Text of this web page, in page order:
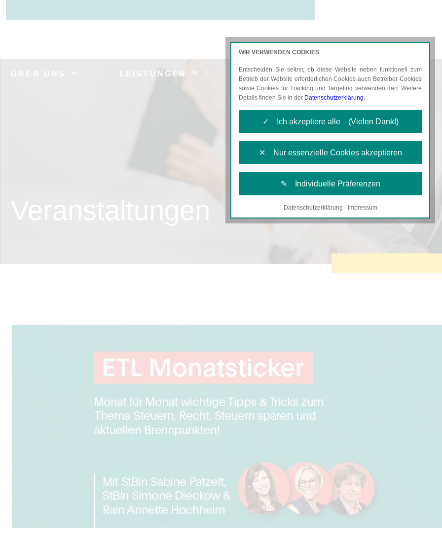
LEISTUNGEN AKTUELLES KARRIERE
WIR VERWENDEN COOKIES
Entscheiden Sie selbst, ob diese Website neben funktionell zum
Betrieb der Website erforderlichen Cookies auch Betreiber-Cookies
sowie Cookies für Tracking und Targeting verwenden darf. Weitere
Details finden Sie in der Datenschutzerklärung.
✓ Ich akzeptiere alle (Vielen Dank!)
✕ Nur essenzielle Cookies akzeptieren
✎ Individuelle Präferenzen
Notwendige Cookies
Diese Cookies sind erforderlich, um z.B. Google Maps zu
Datenschutzerklärung · Impressum